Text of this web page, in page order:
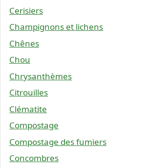
Cerisiers
Champignons et lichens
Chênes
Chou
Chrysanthèmes
Citrouilles
Clématite
Compostage
Compostage des fumiers
Concombres